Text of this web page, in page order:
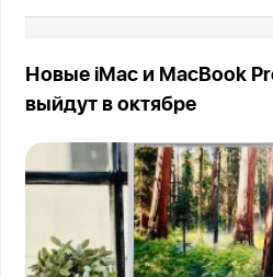
Новые iMac и MacBook
выйдут в октябре